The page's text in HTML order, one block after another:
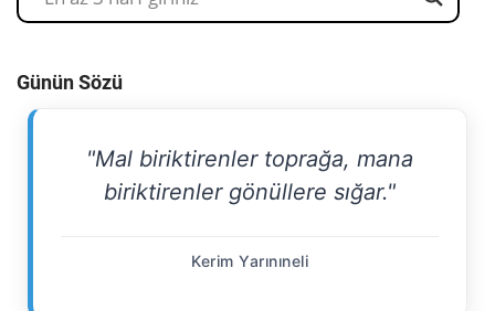
Günün Sözü
"Mal biriktirenler toprağa, mana
biriktirenler gönüllere sığar."
Kerim Yarınıneli